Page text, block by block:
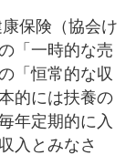
保険（協会け
「一時的な売
「恒常的な収
的には扶養の
年定期的に入
入とみなさ